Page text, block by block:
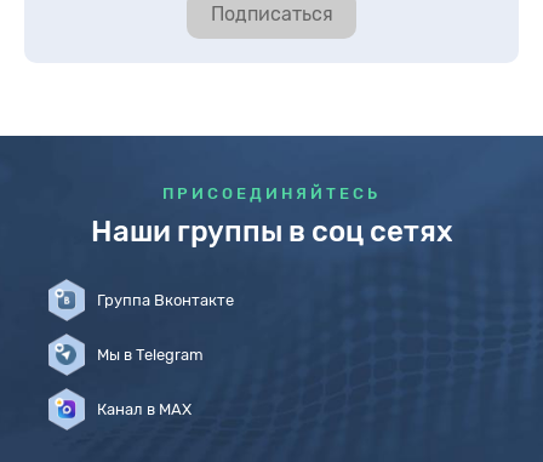
Подписаться
ПРИСОЕДИНЯЙТЕСЬ
Наши группы в соц сетях
Группа Вконтакте
Мы в Telegram
Канал в MAX